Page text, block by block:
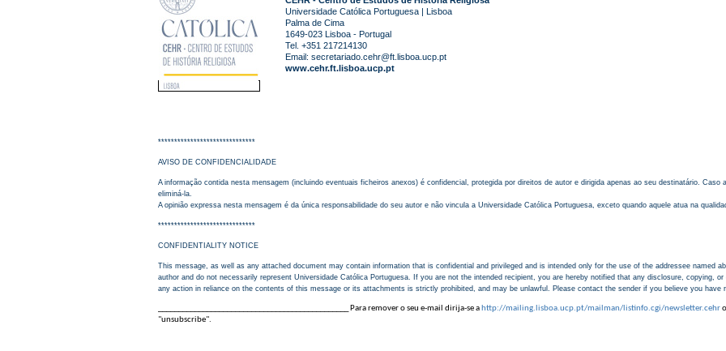
Universidade Católica Portuguesa | Lisboa
Palma de Cima
1649-023 Lisboa - Portugal
Tel. +351 217214130
Email: secretariado.cehr@ft.lisboa.ucp.pt
www.cehr.ft.lisboa.ucp.pt
******************************
AVISO DE CONFIDENCIALIDADE
A informação contida nesta mensagem (incluindo eventuais ficheiros anexos) é confidencial, protegida por direitos de autor e dirigida apenas ao seu destinatário.
eliminá-la.
A opinião expressa nesta mensagem é da única responsabilidade do seu autor e não vincula a Universidade Católica Portuguesa, exceto quando aquele atua na
******************************
CONFIDENTIALITY NOTICE
This message, as well as any attached document may contain information that is confidential and privileged and is intended only for the use of the addressee named
author and do not necessarily represent Universidade Católica Portuguesa. If you are not the intended recipient, you are hereby notified that any disclosure, copying,
any action in reliance on the contents of this message or its attachments is strictly prohibited, and may be unlawful. Please contact the sender if you believe you have
_______________________________________________ Para remover o seu e-mail dirija-se a http://mailing.lisboa.ucp.pt/mailman/listinfo.cgi/newsletter.cehr
"unsubscribe".